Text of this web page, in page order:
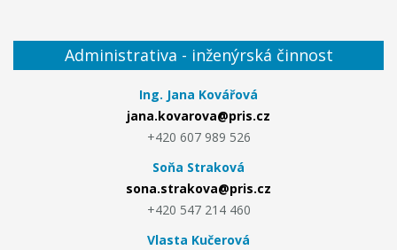
Administrativa - inženýrská činnost
Ing. Jana Kovářová
jana.kovarova@pris.cz
+420 607 989 526
Soňa Straková
sona.strakova@pris.cz
+420 547 214 460
Vlasta Kučerová